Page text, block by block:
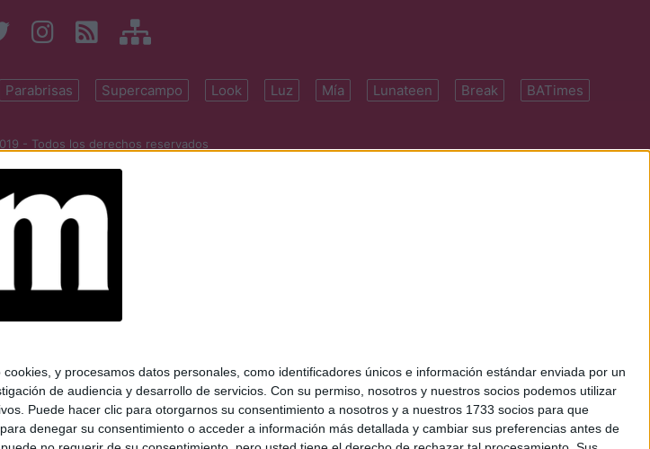
y procesamos datos personales, como identificadores únicos e información estándar enviada por un
de audiencia y desarrollo de servicios. Con su permiso, nosotros y nuestros socios podemos utilizar
Puede hacer clic para otorgarnos su consentimiento a nosotros y a nuestros 1733 socios para que
denegar su consentimiento o acceder a información más detallada y cambiar sus preferencias antes de
Parabrisas Supercampo Look Luz Mía Lunateen Break BATimes
- Todos los derechos reservados
| Propietario: Diario Perfil S.A.